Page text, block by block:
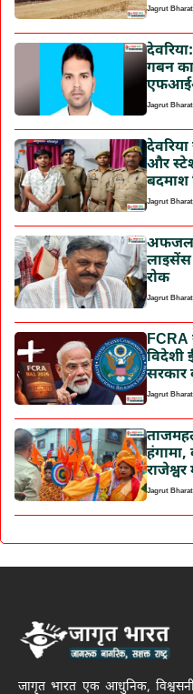
Jagrut Bharat
गबन
Jagrut Bharat
और
बदमाश
Jagrut Bharat
अफजल
लाइसेंस
रोक
Jagrut Bharat
FCRA
विदेशी
सरकार
Jagrut Bharat
Jagrut Bharat
जागृत भारत एक आधुनिक,